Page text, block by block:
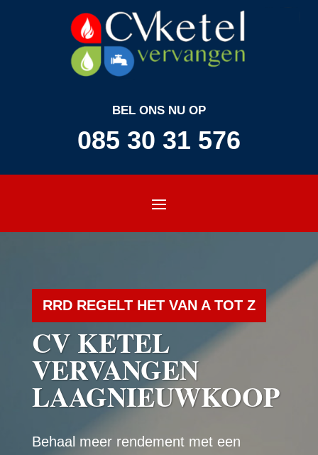
BEL ONS NU OP
085 30 31 576
RRD REGELT HET VAN A TOT Z
CV KETEL
VERVANGEN
LAAGNIEUWKOOP
Behaal meer rendement met een